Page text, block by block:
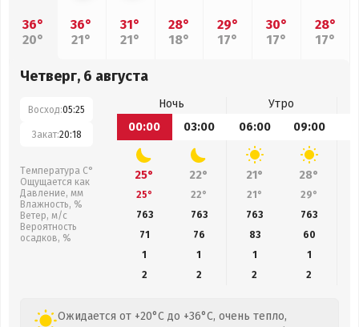
36°
20°
36°
21°
31°
21°
28°
18°
29°
17°
30°
17°
28°
17°
Четверг, 6 августа
Восход:05:25
Закат:20:18
Температура С°
Ощущается как
Давление, мм
Влажность, %
Ветер, м/с
Вероятность
осадков, %
Ночь
Утро
00:00
03:00 06:00 09:00
25° 22° 21° 28°
25° 22° 21° 29°
763
763 763 763
71
76 83 60
1
1 1
1
2
2 2 2
Ожидается от +20°C до +36°C, очень тепло,